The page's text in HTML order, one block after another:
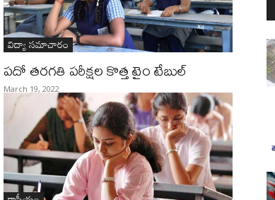
విద్యా సమాచారం
పదో తరగతి పరీక్షల కొత్త టైం టేబుల్‌
March 19, 2022